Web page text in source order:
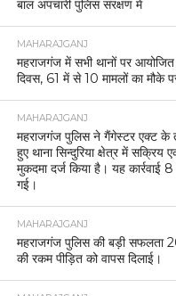
बाल अपचारी पुलिस संरक्षण में
MAHARAJGANJ
महराजगंज में सभी थानों पर
दिवस, 61 में से 10 मामलों का मौके
MAHARAJGANJ
महराजगंज पुलिस ने गैंगेस्टर एक्ट के
हुए थाना सिन्दुरिया क्षेत्र में सक्रिय
मुकदमा दर्ज किया है। यह
गई।
MAHARAJGANJ
महराजगंज पुलिस की बड़ी सफलता
की रकम पीड़ित को वापस दिलाई।